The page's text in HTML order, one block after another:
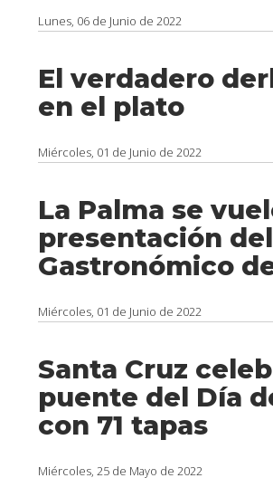
Lunes, 06 de Junio de 2022
El verdadero
en el plato
Miércoles, 01 de Junio de 2022
La Palma se
presentación del
Gastronómico
Miércoles, 01 de Junio de 2022
Santa Cruz
puente del Día
con 71 tapas
Miércoles, 25 de Mayo de 2022